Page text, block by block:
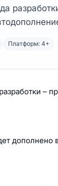
Платформ: 4+
–
дополнено